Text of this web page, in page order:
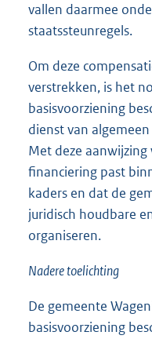
vallen daarmee
staatssteunregels.
Om deze
verstrekken, is het
basisvoorziening
dienst van
Met deze
financiering past
kaders en dat de
juridisch houdbare
organiseren.
Nadere toelichting
De gemeente
basisvoorziening